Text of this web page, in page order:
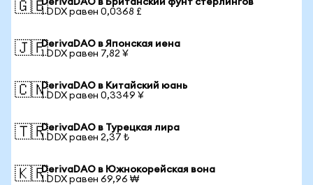
🇬🇧DerivaDAO в Британский фунт стерлингов
1 DDX равен 0,0368 £
🇯🇵DerivaDAO в Японская иена
1 DDX равен 7,82 ¥
🇨🇳DerivaDAO в Китайский юань
1 DDX равен 0,3349 ¥
🇹🇷DerivaDAO в Турецкая лира
1 DDX равен 2,37 ₺
🇰🇷DerivaDAO в Южнокорейская вона
1 DDX равен 69,96 ₩